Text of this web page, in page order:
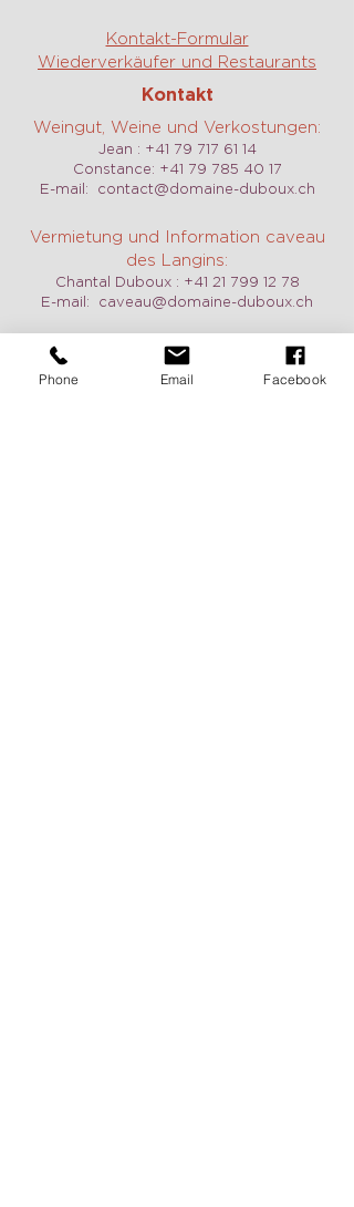
Kontakt-Formular
Wiederverkäufer und Restaurants
Kontakt
Weingut, Weine und Verkostungen:
Jean : +41 79 717 61 14
Constance: +41 79 785 40 17
E-mail:
contact@domaine-duboux.ch
Vermietung und Information caveau
des Langins:
Chantal Duboux : +41 21 799 12 78
E-mail: caveau@domaine-duboux.ch
Phone Email Facebook